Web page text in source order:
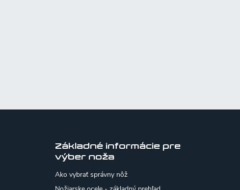
Základné informácie pre
výber noža
Ako vybrať správny nôž